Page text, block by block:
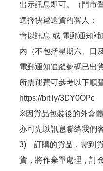
出示訊息即可。（門市
選擇快遞送貨的客人：
會以訊息 或 電郵通知
內（不包括星期六、日
電郵通知追蹤號碼已出貨
所需運費可參考以下順
https://bit.ly/3DY0OPc
※因貨品包裝後的外盒
亦可先以訊息聯絡我們
3)　訂購的貨品，需到
貨，將作棄單處理，訂